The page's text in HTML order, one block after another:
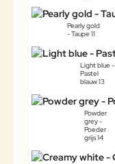
Pearly gold
- Taupe 11
Light blue -
Pastel
blauw 13
Powder
grey -
Poeder
grijs 14